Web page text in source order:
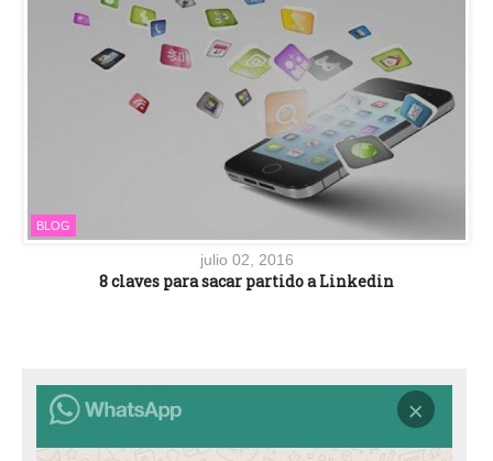
BLOG
julio 02, 2016
8 claves para sacar partido a Linkedin